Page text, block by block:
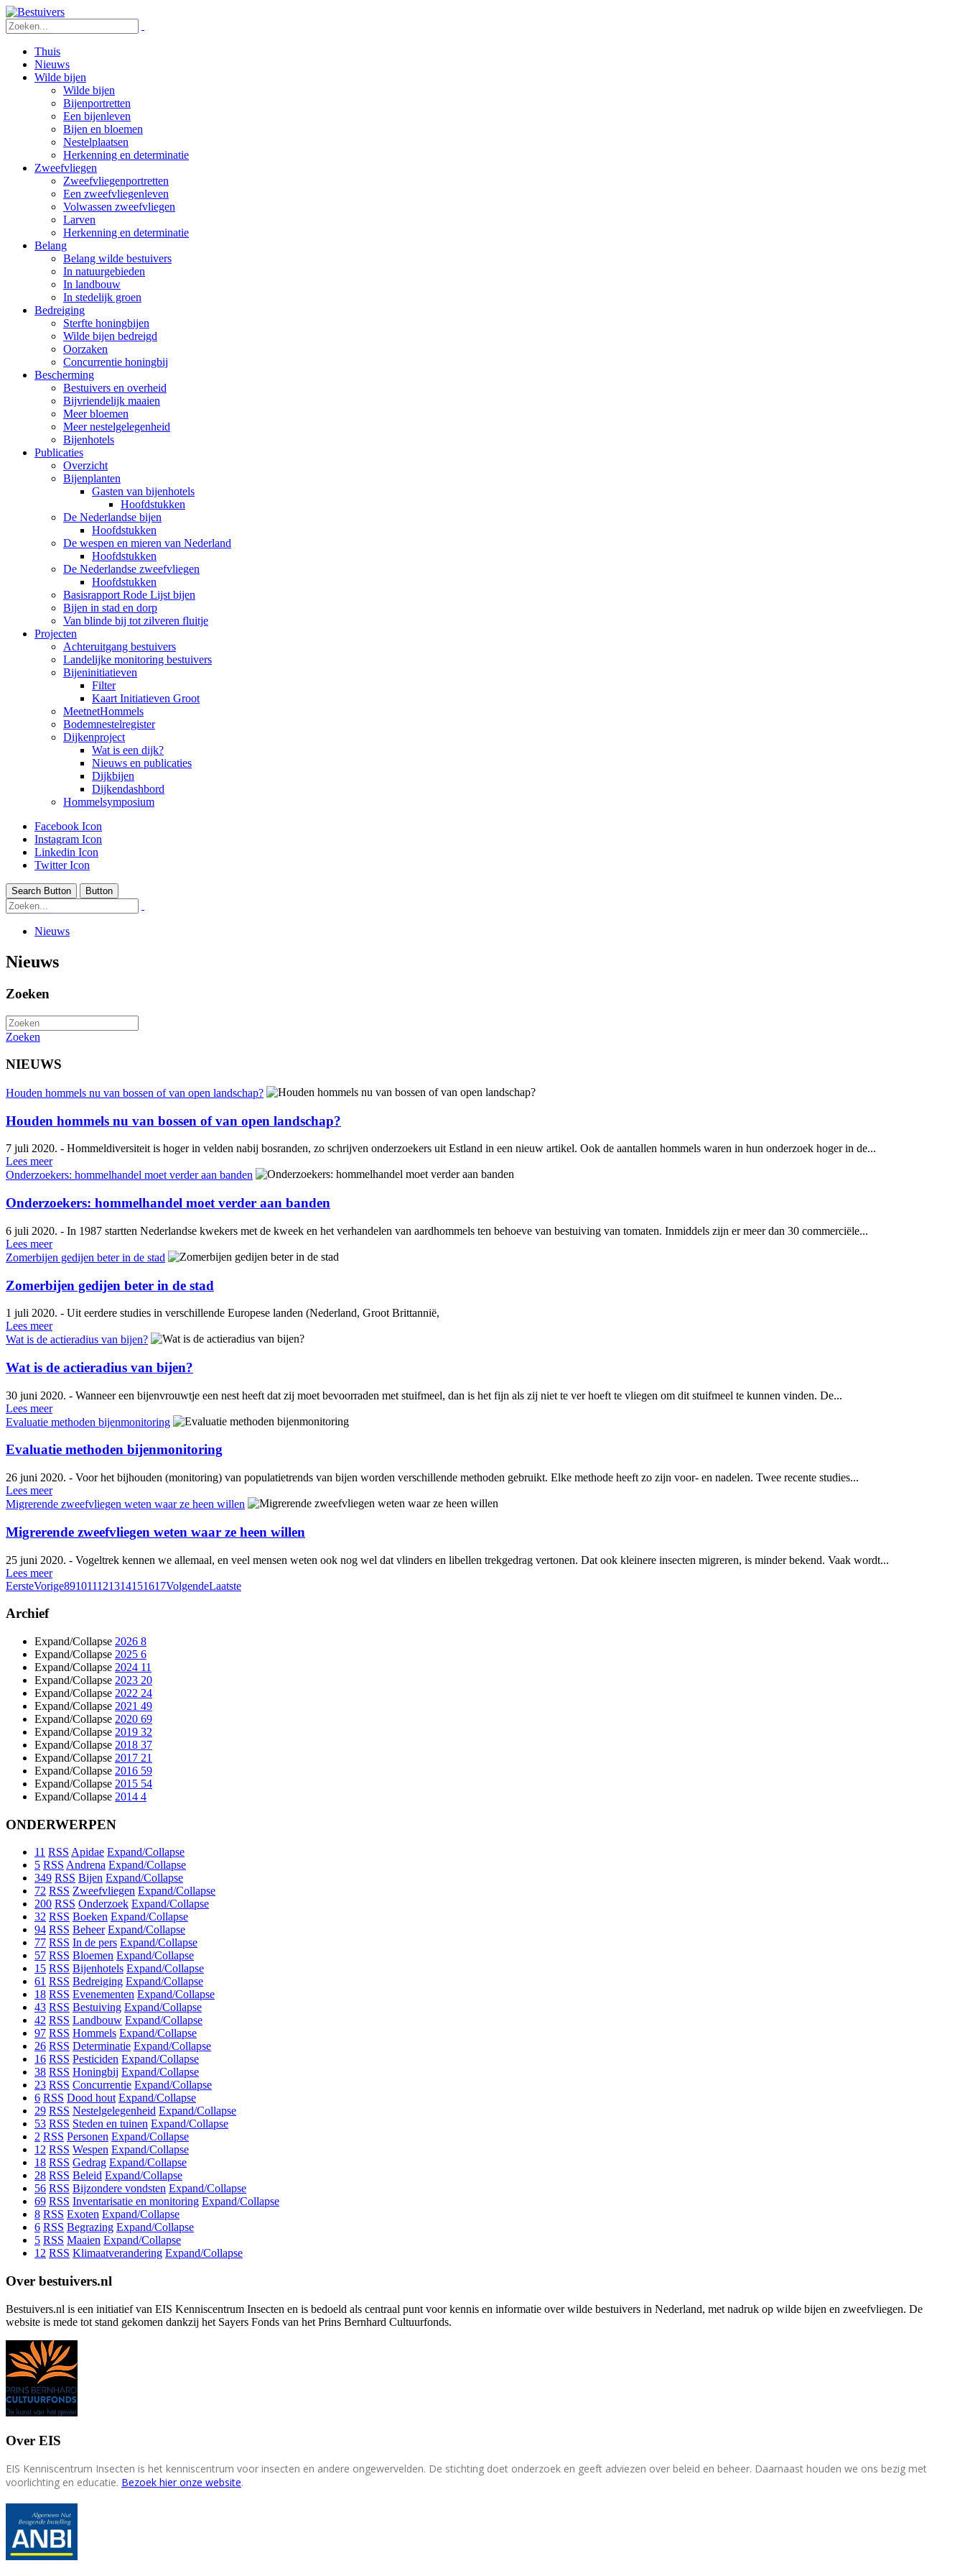
Thuis
Nieuws
Wilde bijen
Wilde bijen
Bijenportretten
Een bijenleven
Bijen en bloemen
Nestelplaatsen
Herkenning en determinatie
Zweefvliegen
Zweefvliegenportretten
Een zweefvliegenleven
Volwassen zweefvliegen
Larven
Herkenning en determinatie
Belang
Belang wilde bestuivers
In natuurgebieden
In landbouw
In stedelijk groen
Bedreiging
Sterfte honingbijen
Wilde bijen bedreigd
Oorzaken
Concurrentie honingbij
Bescherming
Bestuivers en overheid
Bijvriendelijk maaien
Meer bloemen
Meer nestelgelegenheid
Bijenhotels
Publicaties
Overzicht
Bijenplanten
Gasten van bijenhotels
Hoofdstukken
De Nederlandse bijen
Hoofdstukken
De wespen en mieren van Nederland
Hoofdstukken
De Nederlandse zweefvliegen
Hoofdstukken
Basisrapport Rode Lijst bijen
Bijen in stad en dorp
Van blinde bij tot zilveren fluitje
Projecten
Achteruitgang bestuivers
Landelijke monitoring bestuivers
Bijeninitiatieven
Filter
Kaart Initiatieven Groot
MeetnetHommels
Bodemnestelregister
Dijkenproject
Wat is een dijk?
Nieuws en publicaties
Dijkbijen
Dijkendashbord
Hommelsymposium
Facebook Icon
Instagram Icon
Linkedin Icon
Twitter Icon
Search Button Button
Nieuws
Nieuws
Zoeken
Zoeken
NIEUWS
Houden hommels nu van bossen of van open landschap?
Houden hommels nu van bossen of van open landschap?
7 juli 2020. - Hommeldiversiteit is hoger in velden nabij bosranden, zo schrijven onderzoekers uit Estland in een nieuw artikel. Ook de aantallen hommels waren in hun onderzoek hoger in de...
Lees meer
Onderzoekers: hommelhandel moet verder aan banden
Onderzoekers: hommelhandel moet verder aan banden
6 juli 2020. - In 1987 startten Nederlandse kwekers met de kweek en het verhandelen van aardhommels ten behoeve van bestuiving van tomaten. Inmiddels zijn er meer dan 30 commerciële...
Lees meer
Zomerbijen gedijen beter in de stad
Zomerbijen gedijen beter in de stad
1 juli 2020. - Uit eerdere studies in verschillende Europese landen (Nederland, Groot Brittannië,
Lees meer
Wat is de actieradius van bijen?
Wat is de actieradius van bijen?
30 juni 2020. - Wanneer een bijenvrouwtje een nest heeft dat zij moet bevoorraden met stuifmeel, dan is het fijn als zij niet te ver hoeft te vliegen om dit stuifmeel te kunnen vinden. De...
Lees meer
Evaluatie methoden bijenmonitoring
Evaluatie methoden bijenmonitoring
26 juni 2020. - Voor het bijhouden (monitoring) van populatietrends van bijen worden verschillende methoden gebruikt. Elke methode heeft zo zijn voor- en nadelen. Twee recente studies...
Lees meer
Migrerende zweefvliegen weten waar ze heen willen
Migrerende zweefvliegen weten waar ze heen willen
25 juni 2020. - Vogeltrek kennen we allemaal, en veel mensen weten ook nog wel dat vlinders en libellen trekgedrag vertonen. Dat ook kleinere insecten migreren, is minder bekend. Vaak wordt...
Lees meer
EersteVorige891011121314151617VolgendeLaatste
Archief
Expand/Collapse 2026 8
Expand/Collapse 2025 6
Expand/Collapse 2024 11
Expand/Collapse 2023 20
Expand/Collapse 2022 24
Expand/Collapse 2021 49
Expand/Collapse 2020 69
Expand/Collapse 2019 32
Expand/Collapse 2018 37
Expand/Collapse 2017 21
Expand/Collapse 2016 59
Expand/Collapse 2015 54
Expand/Collapse 2014 4
ONDERWERPEN
11 RSS Apidae Expand/Collapse
5 RSS Andrena Expand/Collapse
349 RSS Bijen Expand/Collapse
72 RSS Zweefvliegen Expand/Collapse
200 RSS Onderzoek Expand/Collapse
32 RSS Boeken Expand/Collapse
94 RSS Beheer Expand/Collapse
77 RSS In de pers Expand/Collapse
57 RSS Bloemen Expand/Collapse
15 RSS Bijenhotels Expand/Collapse
61 RSS Bedreiging Expand/Collapse
18 RSS Evenementen Expand/Collapse
43 RSS Bestuiving Expand/Collapse
42 RSS Landbouw Expand/Collapse
97 RSS Hommels Expand/Collapse
26 RSS Determinatie Expand/Collapse
16 RSS Pesticiden Expand/Collapse
38 RSS Honingbij Expand/Collapse
23 RSS Concurrentie Expand/Collapse
6 RSS Dood hout Expand/Collapse
29 RSS Nestelgelegenheid Expand/Collapse
53 RSS Steden en tuinen Expand/Collapse
2 RSS Personen Expand/Collapse
12 RSS Wespen Expand/Collapse
18 RSS Gedrag Expand/Collapse
28 RSS Beleid Expand/Collapse
56 RSS Bijzondere vondsten Expand/Collapse
69 RSS Inventarisatie en monitoring Expand/Collapse
8 RSS Exoten Expand/Collapse
6 RSS Begrazing Expand/Collapse
5 RSS Maaien Expand/Collapse
12 RSS Klimaatverandering Expand/Collapse
Over bestuivers.nl
Bestuivers.nl is een initiatief van EIS Kenniscentrum Insecten en is bedoeld als centraal punt voor kennis en informatie over wilde bestuivers in Nederland, met nadruk op wilde bijen en zweefvliegen. De
website is mede tot stand gekomen dankzij het Sayers Fonds van het Prins Bernhard Cultuurfonds.
Over EIS
EIS Kenniscentrum Insecten is het kenniscentrum voor insecten en andere ongewervelden. De stichting doet onderzoek en geeft adviezen over beleid en beheer. Daarnaast houden we ons bezig met
voorlichting en educatie. Bezoek hier onze website.